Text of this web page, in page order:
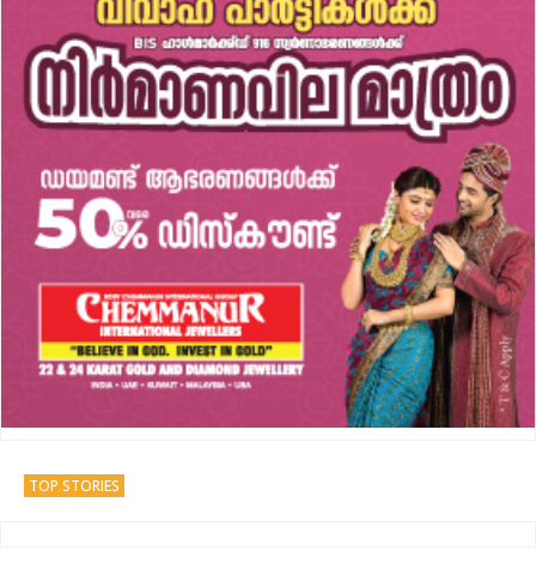
TOP STORIES